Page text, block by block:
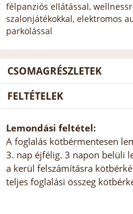
félpanziós ellátással,
szalonjátékokkal, elektromos
parkolással
CSOMAGRÉSZLETEK
FELTÉTELEK
Lemondási feltétel:
A foglalás kötbérmentesen
3. nap éjfélig. 3 napon belüli
a kerül felszámításra
teljes foglalási összeg